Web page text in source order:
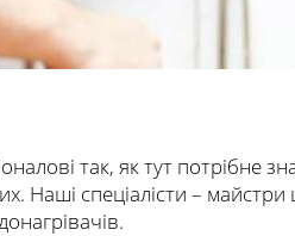
так, як тут потрібне
Наші спеціалісти –